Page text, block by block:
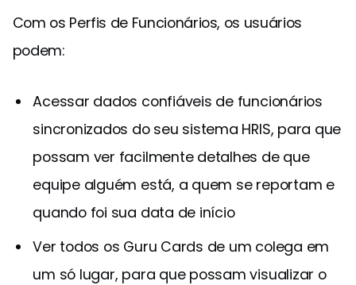
Com os Perfis de Funcionários, os usuários
podem:
Acessar dados confiáveis de funcionários
sincronizados do seu sistema HRIS, para que
possam ver facilmente detalhes de que
equipe alguém está, a quem se reportam e
quando foi sua data de início
Ver todos os Guru Cards de um colega em
um só lugar, para que possam visualizar o